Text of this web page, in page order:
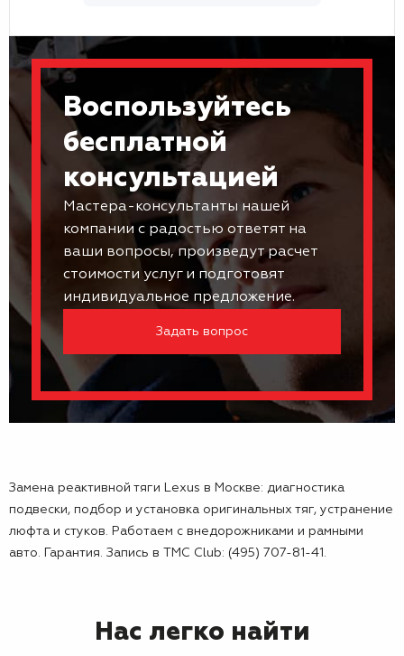
Воспользуйтесь
бесплатной
консультацией
Мастера-консультанты нашей
компании с радостью ответят на
ваши вопросы, произведут расчет
стоимости услуг и подготовят
индивидуальное предложение.
Задать вопрос
Замена реактивной тяги Lexus в Москве: диагностика
подвески, подбор и установка оригинальных тяг, устранение
люфта и стуков. Работаем с внедорожниками и рамными
авто. Гарантия. Запись в TMC Club: (495) 707-81-41.
Нас легко найти